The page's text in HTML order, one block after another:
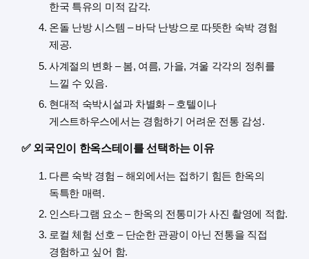
한국 특유의 미적 감각.
온돌 난방 시스템 – 바닥 난방으로 따뜻한 숙박 경험
제공.
사계절의 변화 – 봄, 여름, 가을, 겨울 각각의 정취를
느낄 수 있음.
현대적 숙박시설과 차별화 – 호텔이나
게스트하우스에서는 경험하기 어려운 전통 감성.
✅ 외국인이 한옥스테이를 선택하는 이유
다른 숙박 경험 – 해외에서는 접하기 힘든 한옥의
독특한 매력.
인스타그램 요소 – 한옥의 전통미가 사진 촬영에 적합.
로컬 체험 선호 – 단순한 관광이 아닌 전통을 직접
경험하고 싶어 함.